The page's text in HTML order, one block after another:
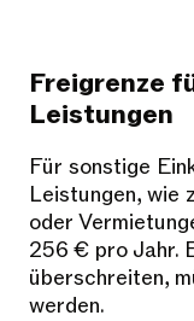
Freigrenze
Leistungen
Für sonstige
Leistungen, wie
oder
256 € pro Jahr.
überschreiten,
werden.